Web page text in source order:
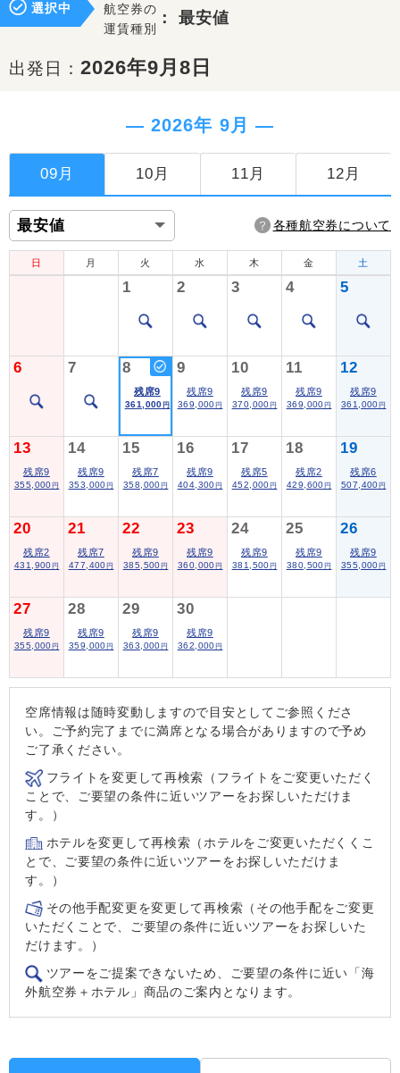
選択中
航空券の
運賃種別
：最安値
出発日： 2026年9月8日
― 2026年 9月 ―
09月 10月 11月 12月
各種航空券について
日 月 火 水 木 金 土
1 2 3 4 5
6 7 8
残席9
361,000 円
9
残席9
369,000 円
10
残席9
370,000 円
11
残席9
369,000 円
12
残席9
361,000 円
13
残席9
355,000 円
14
残席9
353,000 円
15
残席7
358,000 円
16
残席9
404,300 円
17
残席5
452,000 円
18
残席2
429,600 円
19
残席6
507,400 円
20
残席2
431,900 円
21
残席7
477,400 円
22
残席9
385,500 円
23
残席9
360,000 円
24
残席9
381,500 円
25
残席9
380,500 円
26
残席9
355,000 円
27
残席9
355,000 円
28
残席9
359,000 円
29
残席9
363,000 円
30
残席9
362,000 円
空席情報は随時変動しますので目安としてご参照くださ
い。ご予約完了までに満席となる場合がありますので予め
ご了承ください。
フライトを変更して再検索（フライトをご変更いただく
ことで、ご要望の条件に近いツアーをお探しいただけま
す。）
ホテルを変更して再検索（ホテルをご変更いただくくこ
とで、ご要望の条件に近いツアーをお探しいただけま
す。）
その他手配変更を変更して再検索（その他手配をご変更
いただくことで、ご要望の条件に近いツアーをお探しいた
だけます。）
ツアーをご提案できないため、ご要望の条件に近い「海
外航空券＋ホテル」商品のご案内となります。